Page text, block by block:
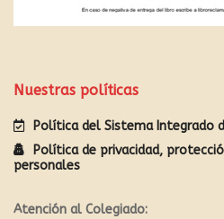
Nuestras políticas
Política del Sistema Integrado
Política de privacidad,
personales
Atención al Colegiado: